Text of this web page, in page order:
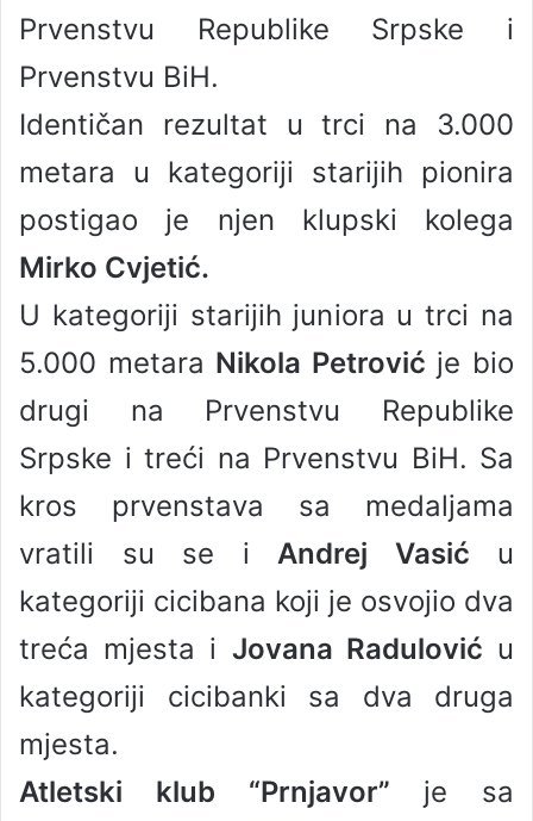
Prvenstvu Republike Srpske i
Prvenstvu BiH.
Identičan rezultat u trci na 3.000
metara u kategoriji starijih pionira
postigao je njen klupski kolega
Mirko Cvjetić.
U kategoriji starijih juniora u trci na
5.000 metara Nikola Petrović je bio
drugi na Prvenstvu Republike
Srpske i treći na Prvenstvu BiH. Sa
kros prvenstava sa medaljama
vratili su se i Andrej Vasić u
kategoriji cicibana koji je osvojio dva
treća mjesta i Јovana Radulović u
kategoriji cicibanki sa dva druga
mjesta.
Atletski klub “Prnjavor” je sa